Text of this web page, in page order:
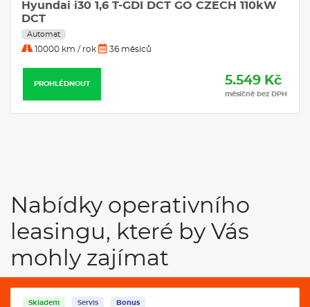
Hyundai i30 1,6 T-GDI DCT GO CZECH 110kW
DCT
Automat
10000 km / rok 36 měsíců
PROHLÉDNOUT 5.549 Kč
měsíčně bez DPH
Nabídky operativního
leasingu, které by Vás
mohly zajímat
Skladem Servis Bonus